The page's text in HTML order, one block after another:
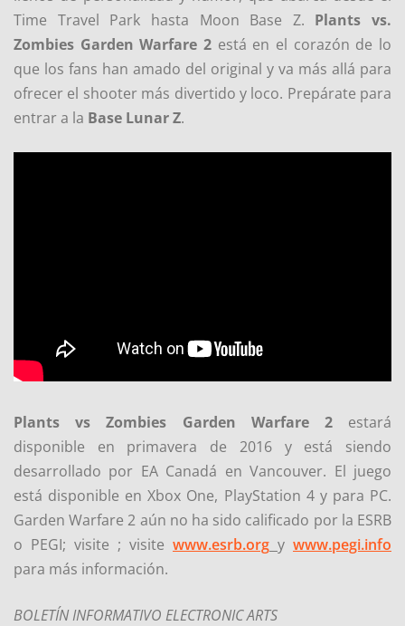
Time Travel Park hasta Moon Base Z. Plants vs.
Zombies Garden Warfare 2 está en el corazón de lo
que los fans han amado del original y va más allá para
ofrecer el shooter más divertido y loco. Prepárate para
entrar a la Base Lunar Z.
Plants vs Zombies Garden Warfare 2estará
disponible en primavera de 2016 y está siendo
desarrollado por EA Canadá en Vancouver. El juego
está disponible en Xbox One, PlayStation 4 y para PC.
Garden Warfare 2 aún no ha sido calificado por la ESRB
o PEGI; visite ; visite www.esrb.org y www.pegi.info
para más información.
BOLETÍN INFORMATIVO ELECTRONIC ARTS